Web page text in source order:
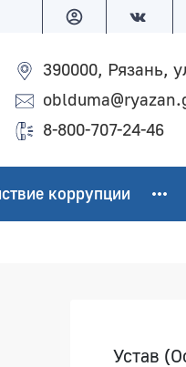
390000, Рязань,
8-800-707-24-46
коррупции
Устав